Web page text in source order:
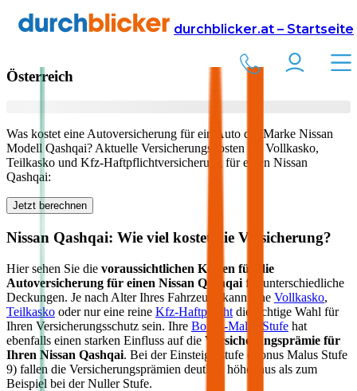
durchblicker.at – Startseite
Versicherung Autoversicherung Nissan
Nissan Qashqai in
Österreich
Was kostet eine Autoversicherung für ein Auto der Marke Nissan
Modell Qashqai? Aktuelle Versicherungskosten für Vollkasko,
Teilkasko und Kfz-Haftpflichtversicherung für einen Nissan
Qashqai:
Jetzt berechnen
Nissan Qashqai: Wie viel kostet die Versicherung?
Hier sehen Sie die voraussichtlichen Kosten für die
Autoversicherung für einen Nissan Qashqai für unterschiedliche
Deckungen. Je nach Alter Ihres Fahrzeugs kann eine Vollkasko,
Teilkasko oder nur eine reine Kfz-Haftpflicht die richtige Wahl für
Ihren Versicherungsschutz sein. Ihre Bonus-Malus Stufe hat
ebenfalls einen starken Einfluss auf die Versicherungsprämie für
Ihren Nissan Qashqai. Bei der Einsteigerstufe (Bonus Malus Stufe
9) fallen die Versicherungsprämien deutlich höher aus als zum
Beispiel bei der Nuller Stufe.